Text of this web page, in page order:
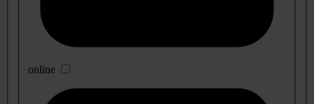
online